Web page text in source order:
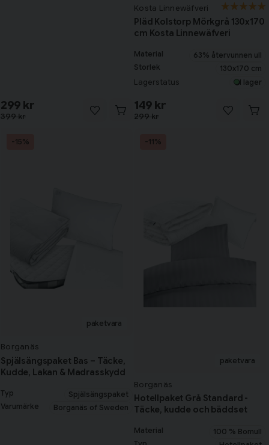
399 kr
299 kr
Kosta Linnewäfveri
Pläd Kolstorp Mörkgrå 130x170
cm Kosta Linnewäfveri
Material
63% återvunnen ull
Storlek
130x170 cm
Lagerstatus I lager
299 kr
149 kr
Borganäs
Spjälsängspaket Bas – Täcke,
Kudde, Lakan & Madrasskydd
Typ
Spjälsängspaket
Varumärke
Borganäs of Sweden
-15%
Borganäs
Hotellpaket Grå Standard -
Täcke, kudde och bäddset
Material
100 % Bomull
-11%